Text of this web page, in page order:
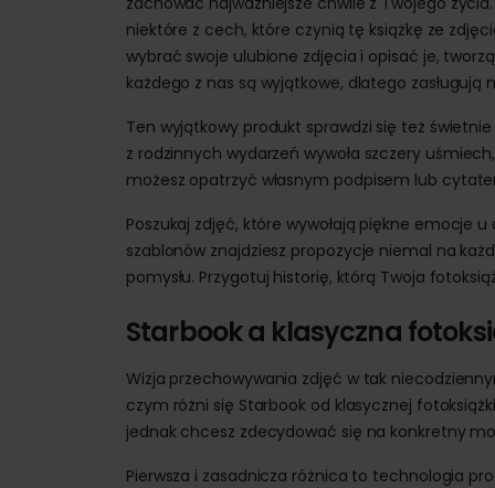
niektóre z cech, które czynią tę książkę ze
wybrać swoje ulubione zdjęcia i opisać je,
każdego z nas są wyjątkowe, dlatego
Ten wyjątkowy produkt sprawdzi się też
z rodzinnych wydarzeń wywoła szczery
możesz opatrzyć własnym podpisem lub
Poszukaj zdjęć, które wywołają piękne emocje
szablonów znajdziesz propozycje niemal na
pomysłu. Przygotuj historię, którą Twoja
Starbook a klasyczna
Wizja przechowywania zdjęć w tak
czym różni się Starbook od klasycznej
jednak chcesz zdecydować się na konkretny
Pierwsza i zasadnicza różnica to technologia